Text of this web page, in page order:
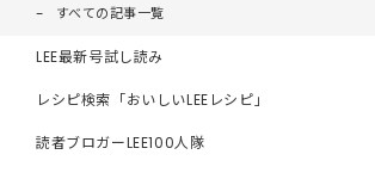
すべての記事一覧
LEE最新号試し読み
レシピ検索「おいしいLEEレシピ」
読者ブロガーLEE100人隊